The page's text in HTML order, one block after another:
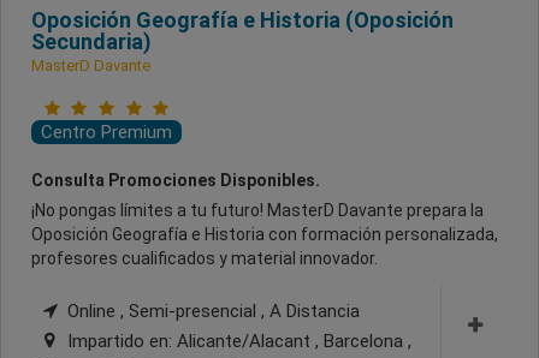
Oposición Geografía e Historia (Oposición
Secundaria)
MasterD Davante
Centro Premium
Consulta Promociones Disponibles.
¡No pongas límites a tu futuro! MasterD Davante prepara la
Oposición Geografía e Historia con formación personalizada,
profesores cualificados y material innovador.
Online , Semi-presencial , A Distancia
Impartido en: Alicante/Alacant , Barcelona ,